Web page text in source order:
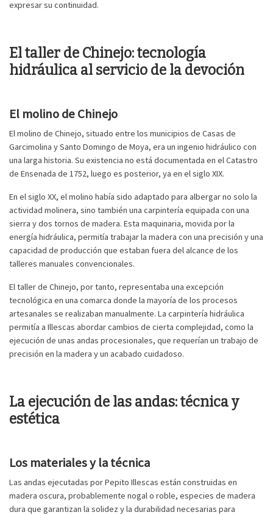
expresar su continuidad.
El taller de Chinejo: tecnología
hidráulica al servicio de la devoción
El molino de Chinejo
El molino de Chinejo, situado entre los municipios de Casas de
Garcimolina y Santo Domingo de Moya, era un ingenio hidráulico con
una larga historia. Su existencia no está documentada en el Catastro
de Ensenada de 1752, luego es posterior, ya en el siglo XIX.
En el siglo XX, el molino había sido adaptado para albergar no solo la
actividad molinera, sino también una carpintería equipada con una
sierra y dos tornos de madera. Esta maquinaria, movida por la
energía hidráulica, permitía trabajar la madera con una precisión y una
capacidad de producción que estaban fuera del alcance de los
talleres manuales convencionales.
El taller de Chinejo, por tanto, representaba una excepción
tecnológica en una comarca donde la mayoría de los procesos
artesanales se realizaban manualmente. La carpintería hidráulica
permitía a Illescas abordar cambios de cierta complejidad, como la
ejecución de unas andas procesionales, que requerían un trabajo de
precisión en la madera y un acabado cuidadoso.
La ejecución de las andas: técnica y
estética
Los materiales y la técnica
Las andas ejecutadas por Pepito Illescas están construidas en
madera oscura, probablemente nogal o roble, especies de madera
dura que garantizan la solidez y la durabilidad necesarias para